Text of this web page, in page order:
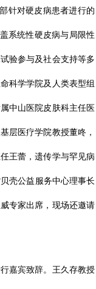
针对硬皮病患者进行的
系统性硬皮病与局限性
验参与及社会支持等多
科学学院及人类表型组
中山医院皮肤科主任医
层医疗学院教授董咚，
王蕾，遗传学与罕见病
壳公益服务中心理事长
专家出席，现场还邀请
嘉宾致辞。王久存教授